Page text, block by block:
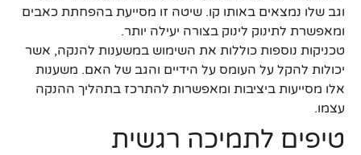
וגב שלו נמצאים באותו קו. שיטה זו מסייעת בהפחתת כאבים
ומאפשרת לתינוק לינוק בצורה יעילה יותר.
טכניקות נוספות כוללות את השימוש במשענות להנקה, אשר
יכולות להקל על העומס על הידיים והגב של האם. משענות
אלו מסייעות ביציבות ומאפשרות להתרכז בתהליך ההנקה
עצמו.
טיפים לתמיכה רגשית